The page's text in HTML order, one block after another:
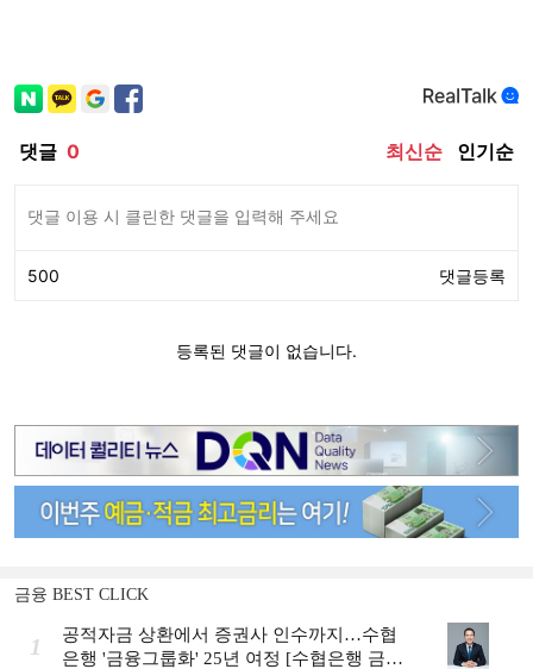
금융 BEST CLICK
1
공적자금 상환에서 증권사 인수까지…수협
은행 '금융그룹화' 25년 여정 [수협은행 금융